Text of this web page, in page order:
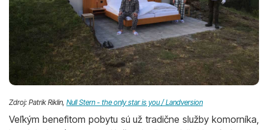
Zdroj: Patrik Riklin, Null Stern - the only star is you / Landversion
Veľkým benefitom pobytu sú už tradične služby komorníka,